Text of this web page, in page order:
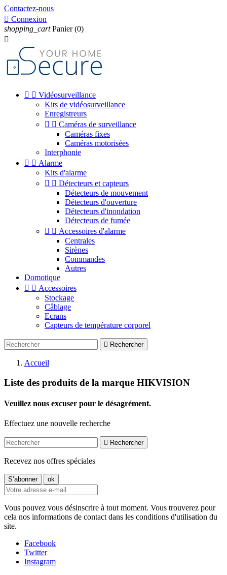
Contactez-nous
 Connexion
shopping_cart Panier (0)

  Vidéosurveillance
Kits de vidéosurveillance
Enregistreurs
  Caméras de surveillance
Caméras fixes
Caméras motorisées
Interphonie
  Alarme
Kits d'alarme
  Détecteurs et capteurs
Détecteurs de mouvement
Détecteurs d'ouverture
Détecteurs d'inondation
Détecteurs de fumée
  Accessoires d'alarme
Centrales
Sirènes
Commandes
Autres
Domotique
  Accessoires
Stockage
Câblage
Ecrans
Capteurs de température corporel
 Rechercher
Accueil
Liste des produits de la marque HIKVISION
Veuillez nous excuser pour le désagrément.
Effectuez une nouvelle recherche
 Rechercher
Recevez nos offres spéciales
Vous pouvez vous désinscrire à tout moment. Vous trouverez pour
cela nos informations de contact dans les conditions d'utilisation du
site.
Facebook
Twitter
Instagram